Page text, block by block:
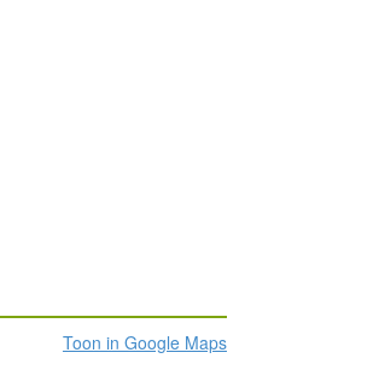
Toon in Google Maps